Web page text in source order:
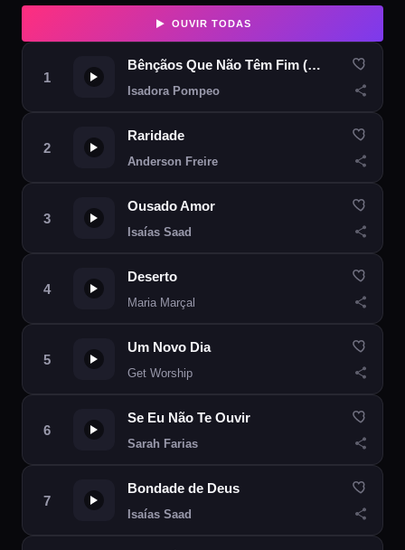
OUVIR TODAS
Bênçãos Que Não Têm Fim (Counting My Blessings)
Isadora Pompeo
Raridade
Anderson Freire
Ousado Amor
Isaías Saad
Deserto
Maria Marçal
Um Novo Dia
Get Worship
Se Eu Não Te Ouvir
Sarah Farias
Bondade de Deus
Isaías Saad